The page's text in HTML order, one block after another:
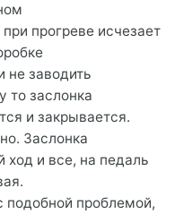
прогреве исчезает
не заводить
то заслонка
и закрывается.
Заслонка
ход и все, на педаль
подобной проблемой,